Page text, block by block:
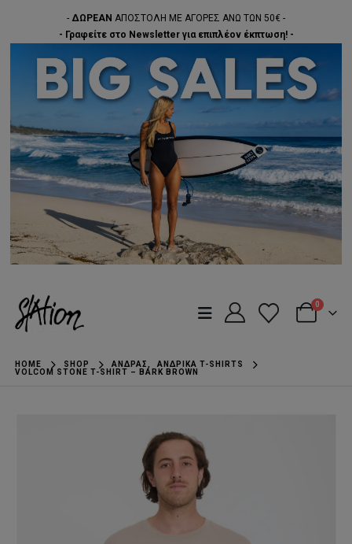
- ΔΩΡΕΑΝ ΑΠΟΣΤΟΛΗ ΜΕ ΑΓΟΡΕΣ ΑΝΩ ΤΩΝ 50€ -
- Γραφείτε στο Newsletter για επιπλέον έκπτωση! -
0
HOME SHOP ΆΝΔΡΑΣ,
ΑΝΔΡΙΚΆ T-SHIRTS
VOLCOM STONE T-SHIRT – BARK BROWN